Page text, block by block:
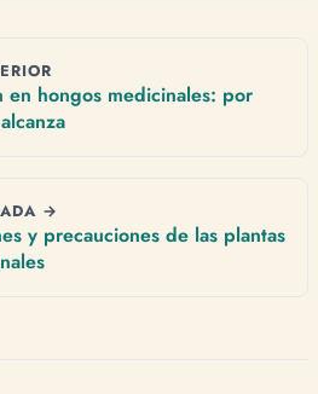
en hongos medicinales: por
→
y precauciones de las plantas